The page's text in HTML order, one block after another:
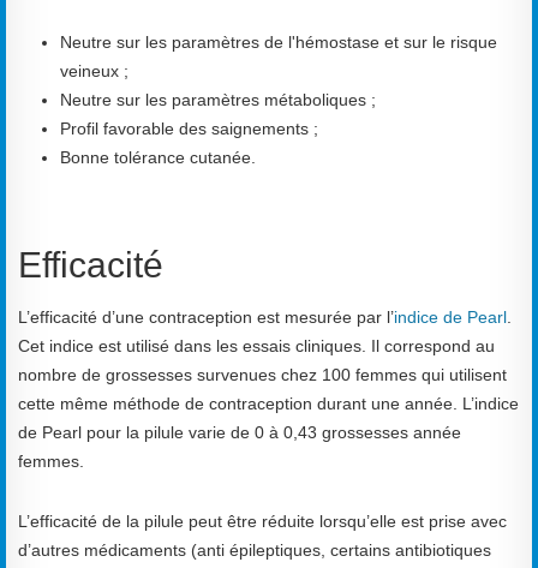
Neutre sur les paramètres de l'hémostase et sur le risque
veineux ;
Neutre sur les paramètres métaboliques ;
Profil favorable des saignements ;
Bonne tolérance cutanée.
Efficacité
L’efficacité d’une contraception est mesurée par l’indice de Pearl
Cet indice est utilisé dans les essais cliniques. Il correspond au
nombre de grossesses survenues chez 100 femmes qui utilisent
cette même méthode de contraception durant une année. L’indice
de Pearl pour la pilule varie de 0 à 0,43 grossesses année
femmes.
L’efficacité de la pilule peut être réduite lorsqu’elle est prise avec
d’autres médicaments (anti épileptiques, certains antibiotiques